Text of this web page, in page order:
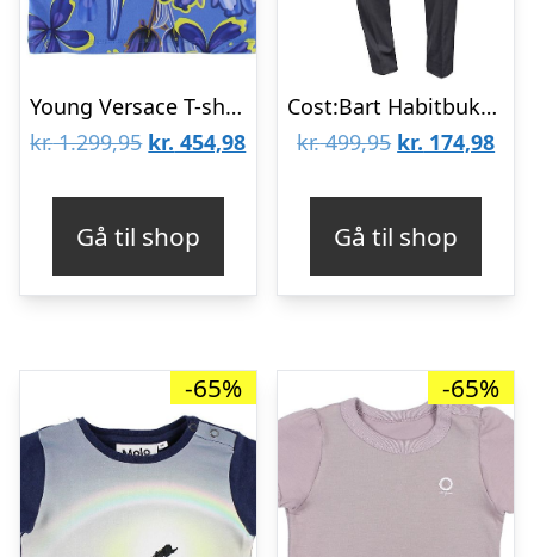
Young Versace T-shirt – Blå m. Blomster
kr.1.299,95 Den
var:
kr. 1.299,95.
kr. 454,98Den
kr. 454,98.
Gå til shop
Cost:Bart Habitbukser – Klaus – Grå
kr.499,95 Den
var:
kr. 499,95.
kr. 174,98Den
kr.
Gå til shop
-65% -65%